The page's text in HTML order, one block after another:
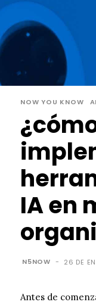
NOW YOU KNOW
¿
IA en
N5NOW - 26 DE
Antes de